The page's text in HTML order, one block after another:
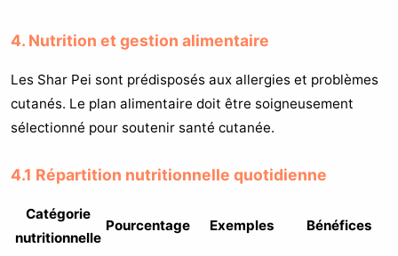
4. Nutrition et gestion alimentaire
Les Shar Pei sont prédisposés aux allergies et problèmes
cutanés. Le plan alimentaire doit être soigneusement
sélectionné pour soutenir santé cutanée.
4.1 Répartition nutritionnelle quotidienne
Catégorie
nutritionnelle
Pourcentage Exemples Bénéfices